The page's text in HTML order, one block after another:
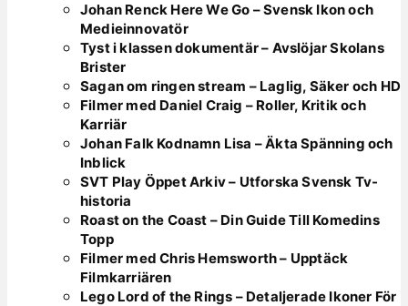
Johan Renck Here We Go – Svensk Ikon och
Medieinnovatör
Tyst i klassen dokumentär – Avslöjar Skolans
Brister
Sagan om ringen stream – Laglig, Säker och HD
Filmer med Daniel Craig – Roller, Kritik och
Karriär
Johan Falk Kodnamn Lisa – Äkta Spänning och
Inblick
SVT Play Öppet Arkiv – Utforska Svensk Tv-
historia
Roast on the Coast – Din Guide Till Komedins
Topp
Filmer med Chris Hemsworth – Upptäck
Filmkarriären
Lego Lord of the Rings – Detaljerade Ikoner För